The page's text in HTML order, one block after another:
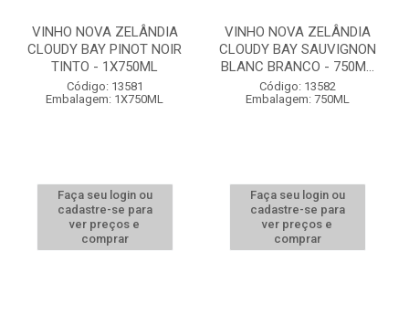
VINHO NOVA ZELÂNDIA
CLOUDY BAY PINOT NOIR
TINTO - 1X750ML
Código: 13581
Embalagem: 1X750ML
Faça seu login ou
cadastre-se para
ver preços e
comprar
VINHO NOVA ZELÂNDIA
CLOUDY BAY SAUVIGNON
BLANC BRANCO - 750M...
Código: 13582
Embalagem: 750ML
Faça seu login ou
cadastre-se para
ver preços e
comprar